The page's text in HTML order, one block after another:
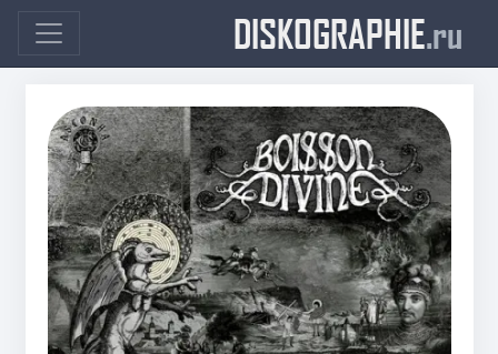
DISKOGRAPHIE.ru